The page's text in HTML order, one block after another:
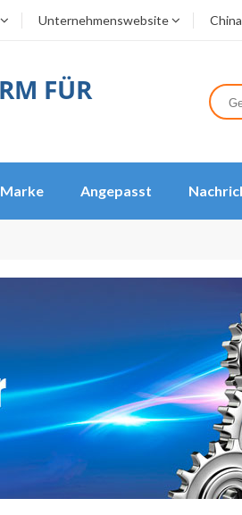
Unternehmenswebsite
FÜR
Marke Angepasst